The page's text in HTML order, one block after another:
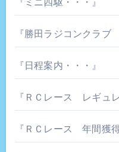
『勝田ラジコンクラブ
『日程案内・・・』
『ＲＣレース レギュ
『ＲＣレース 年間獲